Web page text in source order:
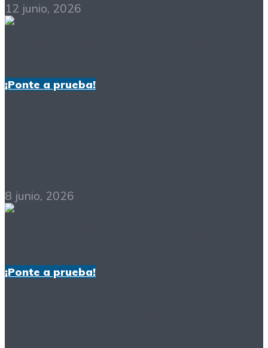
12 junio, 2026
¡Ponte a prueba!
8 junio, 2026
¡Ponte a prueba!